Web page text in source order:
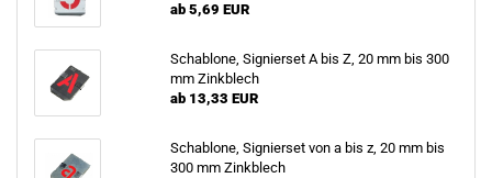
ab 5,69 EUR
Schablone, Signierset A bis Z, 20 mm bis 300
mm Zinkblech
ab 13,33 EUR
Schablone, Signierset von a bis z, 20 mm bis
300 mm Zinkblech